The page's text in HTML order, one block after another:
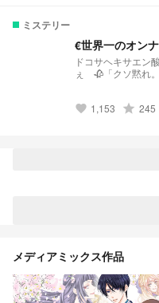
ミステリー
€世界一のオン
ドコサヘキサエン
ぇ 🥀「クソ黙れ。
👀 ——————-口が
favorite 1,153 grade 245
メディアミックス作品